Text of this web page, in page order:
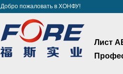
Добро пожаловать в ХОНФУ!
Лист